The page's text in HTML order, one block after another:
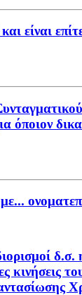
είναι
όποιον
δ.σ.
κινήσεις